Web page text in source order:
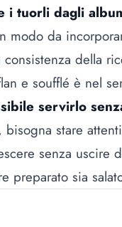
i tuorli dagli
modo da
della
e soufflé è nel
servirlo
stare
senza uscire
preparato sia